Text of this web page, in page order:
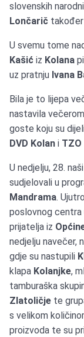
slovenskih
Lončarič također
U svemu tome
Kašić iz Kolana
uz pratnju Ivana
Bila je to lijepa
nastavila
goste koju su
DVD Kolan i TZO
U nedjelju, 28.
sudjelovali u
Mandrama.
poslovnog centra
prijatelja iz
nedjelju navečer,
gdje su nastupili
klapa Kolanjke,
tamburaška
Zlatoličje te
s velikom
proizvoda te su